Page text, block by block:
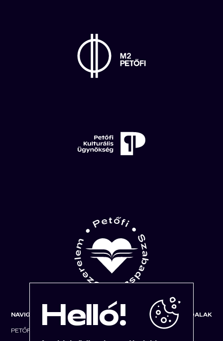
NAVIGÁCIÓ
PETŐFI FOLYAM
KAPCSOLÓDÓ OLDALAK
KULTÚRA.HU
Helló!